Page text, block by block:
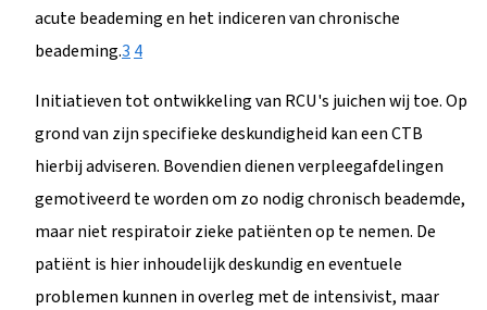
acute beademing en het indiceren van chronische
beademing.3 4
Initiatieven tot ontwikkeling van RCU's juichen wij toe. Op
grond van zijn specifieke deskundigheid kan een CTB
hierbij adviseren. Bovendien dienen verpleegafdelingen
gemotiveerd te worden om zo nodig chronisch beademde,
maar niet respiratoir zieke patiënten op te nemen. De
patiënt is hier inhoudelijk deskundig en eventuele
problemen kunnen in overleg met de intensivist, maar